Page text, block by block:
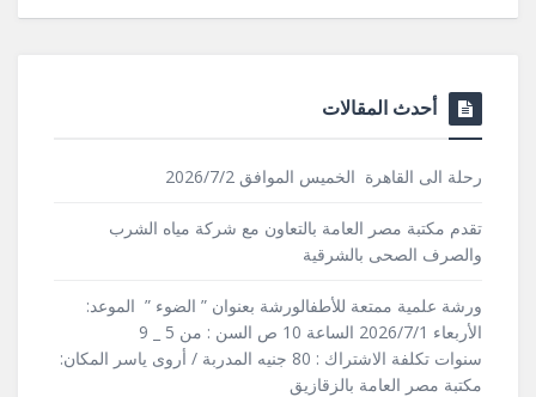
أحدث المقالات
رحلة الى القاهرة الخميس الموافق 2026/7/2
تقدم مكتبة مصر العامة بالتعاون مع شركة مياه الشرب
والصرف الصحى بالشرقية
ورشة علمية ممتعة للأطفالورشة بعنوان ” الضوء ” الموعد:
الأربعاء 2026/7/1 الساعة 10 ص السن : من 5 _ 9
سنوات تكلفة الاشتراك : 80 جنيه المدربة / أروى ياسر المكان:
مكتبة مصر العامة بالزقازيق